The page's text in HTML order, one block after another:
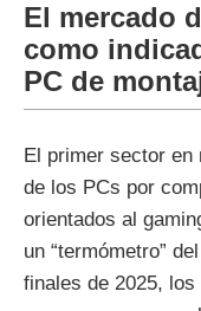
El mercado
como
PC de
El primer sector en
de los PCs por
orientados al
un “termómetro”
finales de 2025,